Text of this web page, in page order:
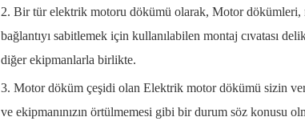
2. Bir tür elektrik motoru dökümü olarak, Motor dökümleri,
bağlantıyı sabitlemek için kullanılabilen montaj cıvatası
diğer ekipmanlarla birlikte.
3. Motor döküm çeşidi olan Elektrik motor dökümü sizin
ve ekipmanınızın örtülmemesi gibi bir durum söz konusu